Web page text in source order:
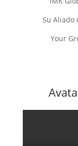
Su Aliado
Your